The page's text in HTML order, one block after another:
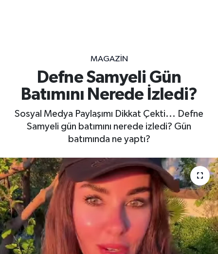
MAGAZİN
Defne Samyeli Gün
Batımını Nerede İzledi?
Sosyal Medya Paylaşımı Dikkat Çekti... Defne
Samyeli gün batımını nerede izledi? Gün
batımında ne yaptı?